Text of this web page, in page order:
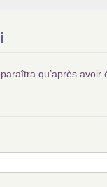
qu’après avoir